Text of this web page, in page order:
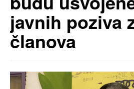
javnih poziva
članova